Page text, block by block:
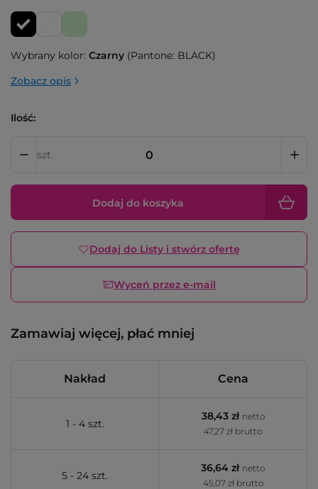
Wybrany kolor: Czarny (Pantone: BLACK)
Zobacz opis
Ilość:
szt.
Dodaj do koszyka
Dodaj do Listy i stwórz ofertę
Wyceń przez e-mail
Zamawiaj więcej, płać mniej
Nakład Cena
1 - 4 szt.
38,43 zł netto
47,27 zł brutto
5 - 24 szt.
36,64 zł netto
45,07 zł brutto